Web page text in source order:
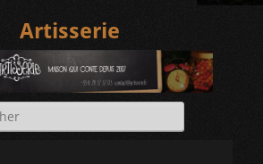
Artisserie
: